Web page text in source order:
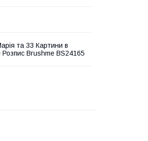
та 33 Картини в
Brushme BS24165